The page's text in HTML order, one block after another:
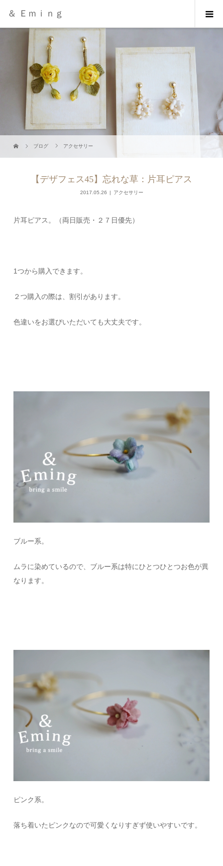
＆ Ｅｍｉｎｇ
ブログ アクセサリー
【デザフェス45】忘れな草：片耳ピアス
2017.05.26 アクセサリー
片耳ピアス。（両日販売・２７日優先）
1つから購入できます。
２つ購入の際は、割引があります。
色違いをお選びいただいても大丈夫です。
ブルー系。
ムラに染めているので、ブルー系は特にひとつひとつお色が異
なります。
ピンク系。
落ち着いたピンクなので可愛くなりすぎず使いやすいです。